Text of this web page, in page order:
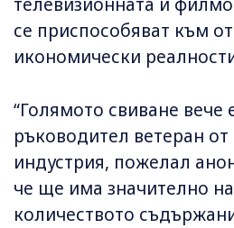
се приспособяват към
икономически
“Голямото свиване вече
ръководител ветеран от
индустрия, пожелал
че ще има значително
количеството